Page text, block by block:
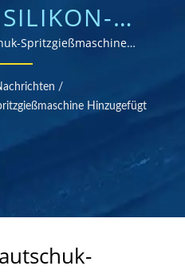
| ÜBER
VON M
G
Spritzgießmaschine
zertifizierter Gummiteile-
/
Hinzugefügt